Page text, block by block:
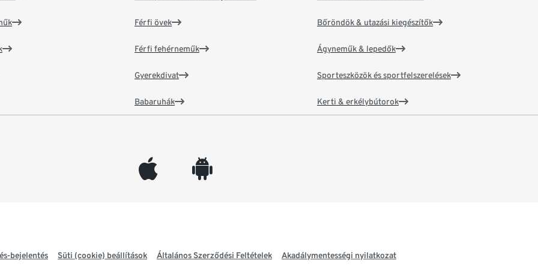
Férfi övek
Férfi fehérneműk
Gyerekdivat
Babaruhák
Bőröndök & utazási kiegészítők
Ágyneműk & lepedők
Sporteszközök és sportfelszerelések
Kerti & erkélybútorok
appleinc android
bejelentés Süti (cookie) beállítások Általános Szerződési Feltételek Akadálymentességi nyilatkozat